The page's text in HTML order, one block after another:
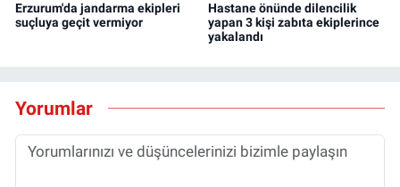
Erzurum'da jandarma ekipleri
suçluya geçit vermiyor
Hastane önünde dilencilik
yapan 3 kişi zabıta ekiplerince
yakalandı
Yorumlar